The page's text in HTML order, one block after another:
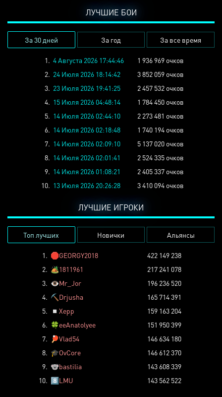
ЛУЧШИЕ БОИ
За 30 дней За год За все время
1. 4 Августа 2026 17:44:46
1 936 969 очков
2. 24 Июля 2026 18:14:42
3 852 059 очков
3. 23 Июля 2026 19:41:25
2 457 532 очков
4. 15 Июля 2026 04:48:14
1 784 450 очков
5. 14 Июля 2026 02:44:10
2 273 481 очков
6. 14 Июля 2026 02:18:48
1 740 194 очков
7. 14 Июля 2026 02:09:10
5 137 020 очков
8. 14 Июля 2026 02:01:41
2 524 335 очков
9. 14 Июля 2026 01:08:21
2 405 337 очков
10. 13 Июля 2026 20:26:28 3 410 094 очков
ЛУЧШИЕ ИГРОКИ
Топ лучших Новички Альянсы
1. 🛑GEORGY2018
422 149 238
2. 🏕️1811961
217 241 078
3. 👁️Mr_Jor
196 236 520
4. ⛏️ Drjusha
165 714 391
5.
◽ Xepp
159 163 204
6. 🍀eeAnatolyee
151 950 399
7.
🏓Vlad54
146 634 180
8. 🎓OvCore
146 612 370
9. 🐨bastilia
143 608 339
10. 8️⃣LMU 143 562 522